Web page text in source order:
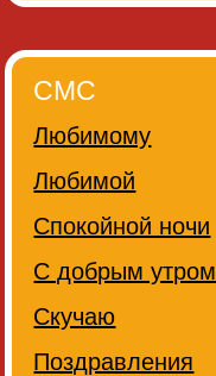
СМС
Любимому
Любимой
Спокойной ночи
С добрым утром
Скучаю
Поздравления